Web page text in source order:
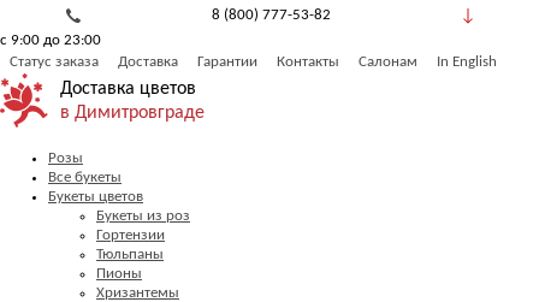
8 (800) 777-53-82
с 9:00 до 23:00
Статус заказа
Доставка Гарантии Контакты Салонам In English
Доставка цветов
в Димитровграде
Розы
Все букеты
Букеты цветов
Букеты из роз
Гортензии
Тюльпаны
Пионы
Хризантемы